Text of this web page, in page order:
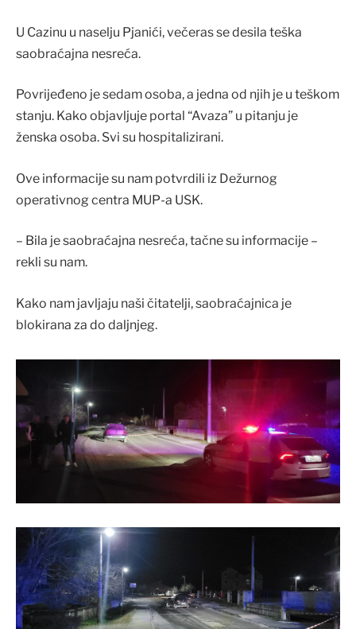
U Cazinu u naselju Pjanići, večeras se desila teška
saobraćajna nesreća.
Povrijeđeno je sedam osoba, a jedna od njih je u teškom
stanju. Kako objavljuje portal “Avaza” u pitanju je
ženska osoba. Svi su hospitalizirani.
Ove informacije su nam potvrdili iz Dežurnog
operativnog centra MUP-a USK.
– Bila je saobraćajna nesreća, tačne su informacije –
rekli su nam.
Kako nam javljaju naši čitatelji, saobraćajnica je
blokirana za do daljnjeg.